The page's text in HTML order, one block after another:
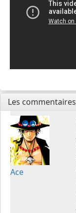
Les commentaires
Ace